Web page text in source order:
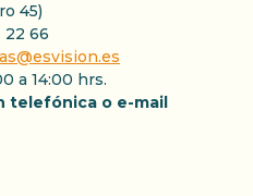
45)
22 66
a 14:00 hrs.
telefónica o e-mail